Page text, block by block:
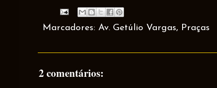
Marcadores: Av. Getúlio Vargas, Praças
2 comentários: